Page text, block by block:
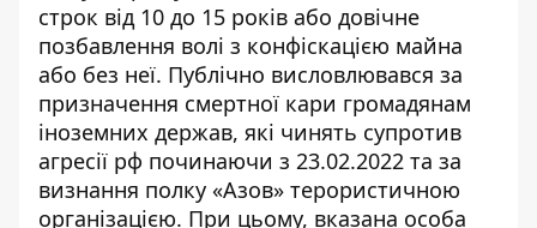
строк від 10 до 15 років або довічне
позбавлення волі з конфіскацією майна
або без неї. Публічно висловлювався за
призначення смертної кари громадянам
іноземних держав, які чинять супротив
агресії рф починаючи з 23.02.2022 та за
визнання полку «Азов» терористичною
організацією. При цьому, вказана особа